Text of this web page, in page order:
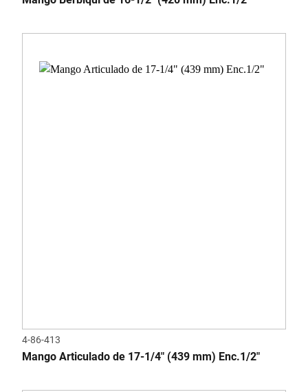
4-86-413
Mango Articulado de 17-1/4" (439 mm) Enc.1/2"